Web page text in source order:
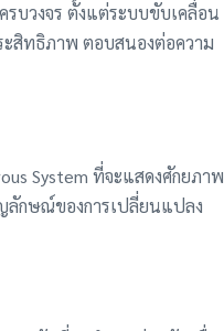
บวงจร ตั้งแต่ระบบขับเคลื่อน
ะสิทธิภาพ ตอบสนองต่อความ
System ที่จะแสดงศักยภาพ
ลักษณ์ของการเปลี่ยนแปลง